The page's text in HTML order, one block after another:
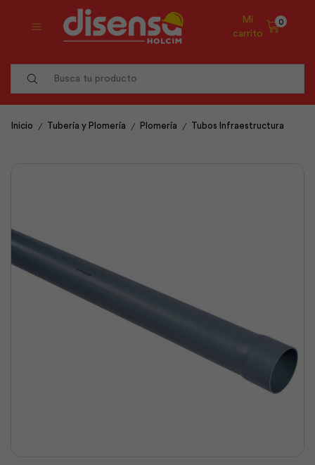
Mi
carrito
0
Inicio / Tubería y Plomería / Plomería / Tubos Infraestructura